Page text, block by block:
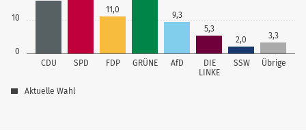
0
10
CDU SPD FDP GRÜNE AfD
DIE
LINKE
SSW Übrige
11,0
9,3
5,3
2,0
3,3
Aktuelle Wahl